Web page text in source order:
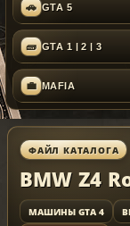
🚗 GTA 5
🧱 GTA 1 | 2 | 3
💼 MAFIA
ФАЙЛ КАТАЛОГА
BMW Z4
МАШИНЫ GTA 4